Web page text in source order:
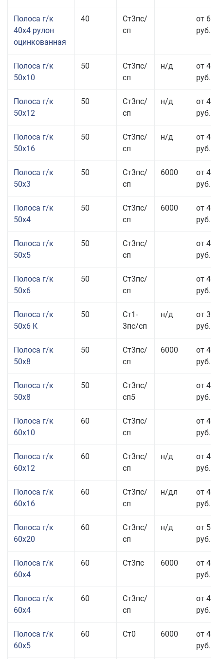
Полоса г/к
40x4 рулон
оцинкованная
40
Ст3пс/
сп
от 69
руб.
Полоса г/к
50x10
50
Ст3пс/
сп
н/д
от 44
руб.
Полоса г/к
50x12
50
Ст3пс/
сп
н/д
от 43
руб.
Полоса г/к
50x16
50
Ст3пс/
сп
н/д
от 49
руб.
Полоса г/к
50x3
50
Ст3пс/
сп
6000
от 47
руб.
Полоса г/к
50x4
50
Ст3пс/
сп
6000
от 45
руб.
Полоса г/к
50x5
50
Ст3пс/
сп
от 43
руб.
Полоса г/к
50x6
50
Ст3пс/
сп
от 42
руб.
Полоса г/к
50x6 К
50
Ст1-
3пс/сп
н/д
от 35
руб.
Полоса г/к
50x8
50
Ст3пс/
сп
6000
от 45
руб.
Полоса г/к
50x8
50
Ст3пс/
сп5
от 45
руб.
Полоса г/к
60x10
60
Ст3пс/
сп
от 41
руб.
Полоса г/к
60x12
60
Ст3пс/
сп
н/д
от 44
руб.
Полоса г/к
60x16
60
Ст3пс/
сп
н/дл
от 48
руб.
Полоса г/к
60x20
60
Ст3пс/
сп
н/д
от 53
руб.
Полоса г/к
60x4
60 Ст3пс 6000
от 45
руб.
Полоса г/к
60x4
60
Ст3пс/
сп
от 45
руб.
Полоса г/к
60x5
60 Ст0 6000
от 42
руб.